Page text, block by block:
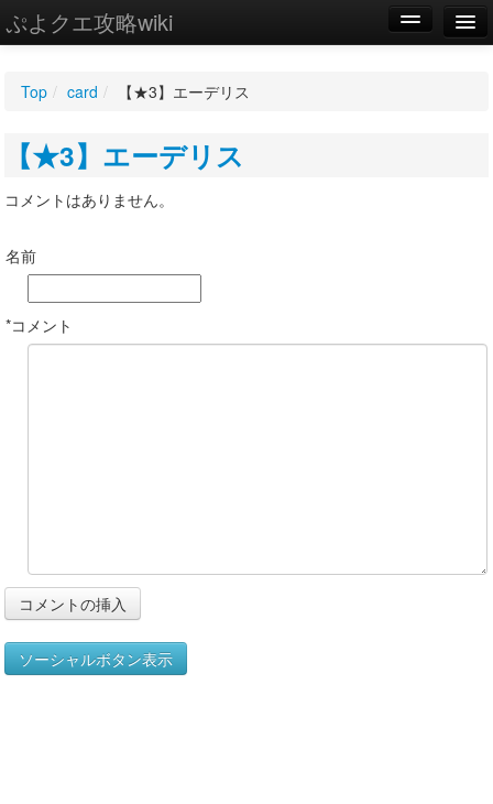
ぷよクエ攻略wiki
WIKI
設定
Top / card / 【★3】エーデリス
【★3】エーデリス
コメントはありません。
名前
*コメント
ソーシャルボタン表示